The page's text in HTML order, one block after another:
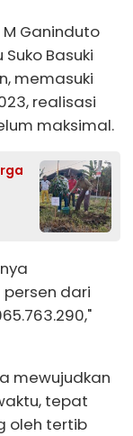
Ganinduto
Basuki
memasuki
realisasi
maksimal.
persen dari
mewujudkan
tepat
oleh tertib